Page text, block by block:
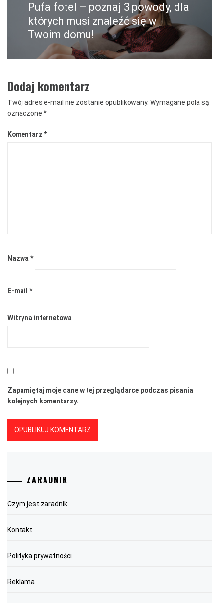
Następny
post:
Pufa fotel – poznaj 3 powody, dla
których musi znaleźć się w
Twoim domu!
Dodaj komentarz
Twój adres e-mail nie zostanie opublikowany. Wymagane pola są
oznaczone *
Komentarz *
Nazwa*
E-mail *
Witryna internetowa
Zapamiętaj moje dane w tej przeglądarce podczas pisania
kolejnych komentarzy.
ZARADNIK
Czym jest zaradnik
Kontakt
Polityka prywatności
Reklama